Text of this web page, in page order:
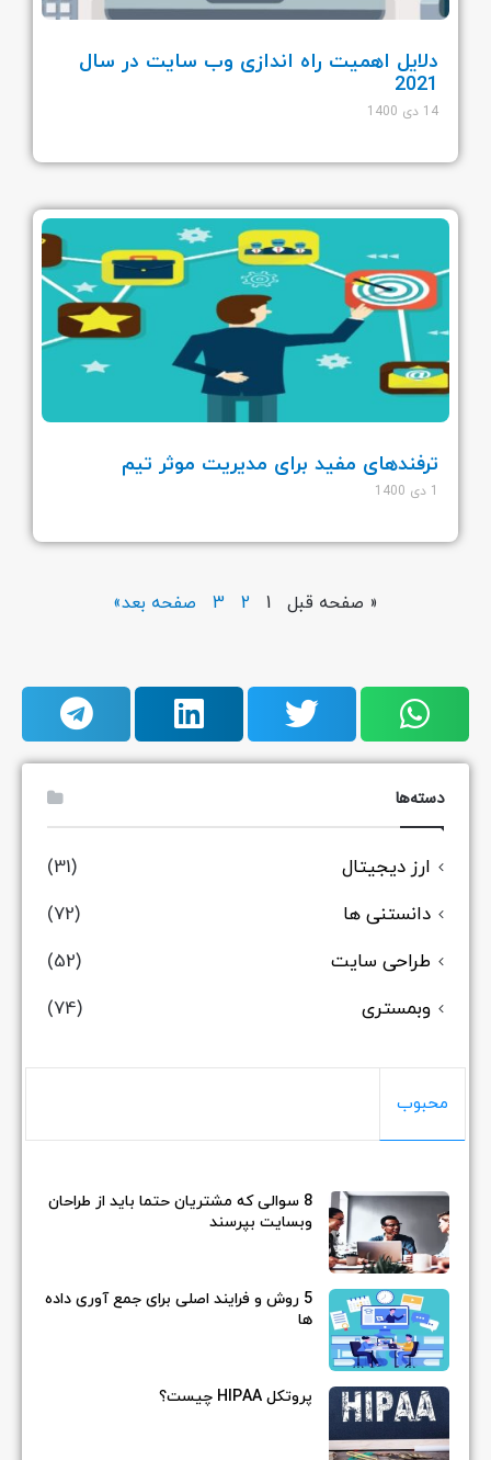
دلایل اهمیت راه اندازی وب سایت در سال
2021
14 دی 1400
ترفندهای مفید برای مدیریت موثر تیم
« صفحه قبل 2
3 صفحه بعد»
دسته‌ها
ارز دیجیتال
دانستنی ها
طراحی سایت
وبمستری
محبوب
8 سوالی که مشتریان حتما باید از طراحان
وبسایت بپرسند
5 روش و فرایند اصلی برای جمع آوری داده
ها
پروتکل HIPAA چیست؟